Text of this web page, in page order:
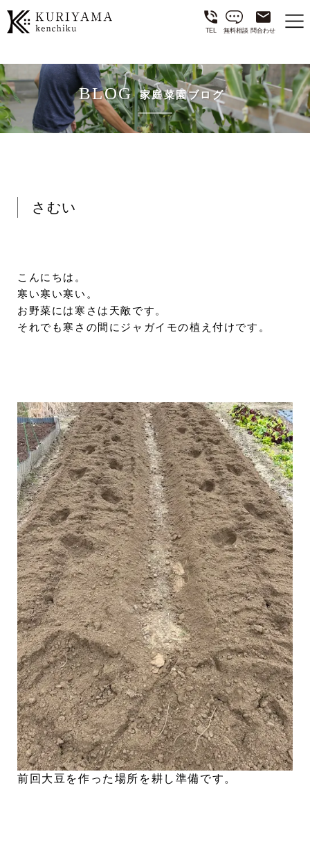
TEL 無料相談 問合わせ
BLOG 家庭菜園ブログ
さむい
こんにちは。
寒い寒い寒い。
お野菜には寒さは天敵です。
それでも寒さの間にジャガイモの植え付けです。
前回大豆を作った場所を耕し準備です。